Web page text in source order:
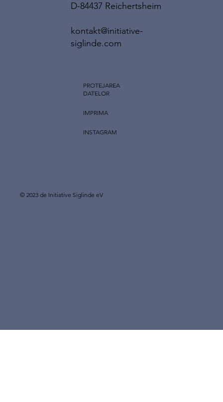
D-84437 Reichertsheim
kontakt@initiative-
siglinde.com
PROTEJAREA
DATELOR
IMPRIMA
INSTAGRAM
© 2023 de Initiative Siglinde eV